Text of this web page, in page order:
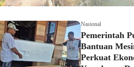
Nasional
Pemerintah
Bantuan
Perkuat